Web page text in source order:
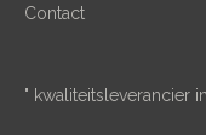
Contact
" kwaliteitsleverancier